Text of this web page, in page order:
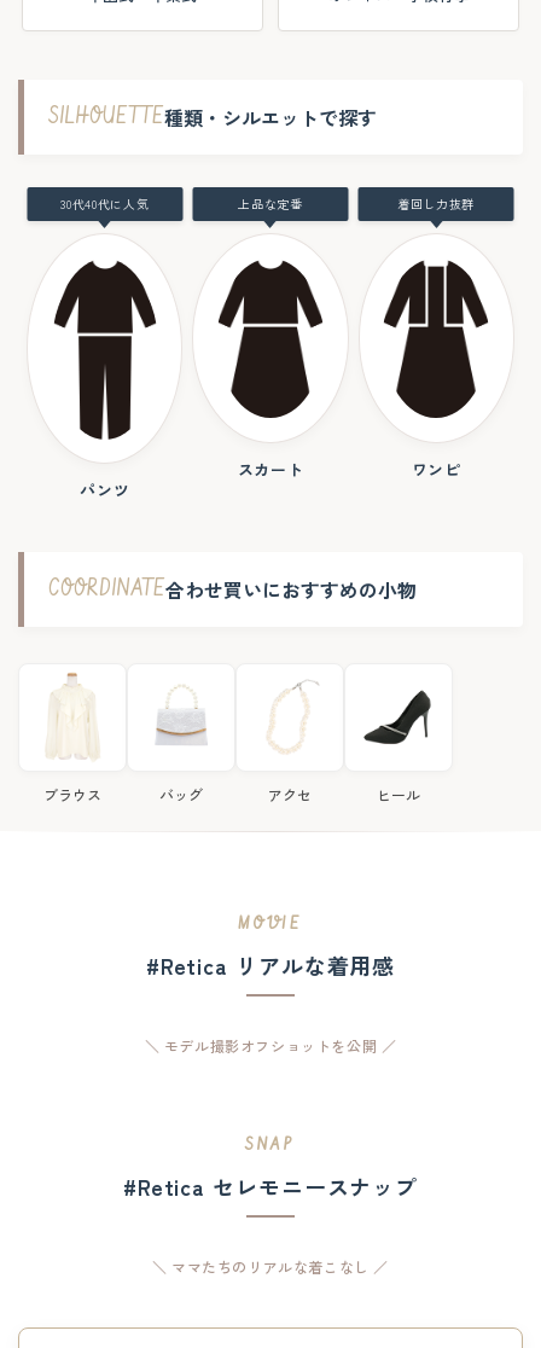
SILHOUETTE種類・シルエットで探す
30代40代に人気
パンツ
上品な定番
スカート
着回し力抜群
ワンピ
COORDINATE合わせ買いにおすすめの小物
ブラウス バッグ アクセ ヒール
MOVIE
#Retica リアルな着用感
＼ モデル撮影オフショットを公開 ／
SNAP
#Retica セレモニースナップ
＼ ママたちのリアルな着こなし ／